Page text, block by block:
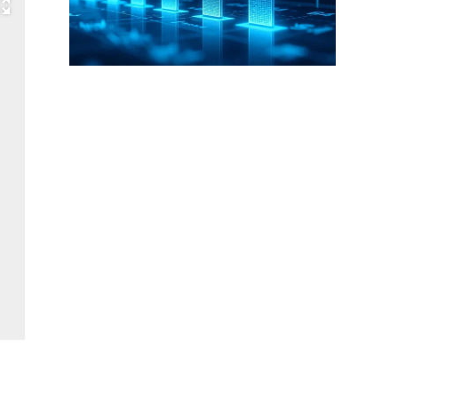
Развернуть на весь экран
Максим